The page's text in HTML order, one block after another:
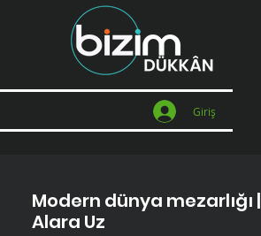
Giriş
Modern dünya mezarlığı |
Alara Uz